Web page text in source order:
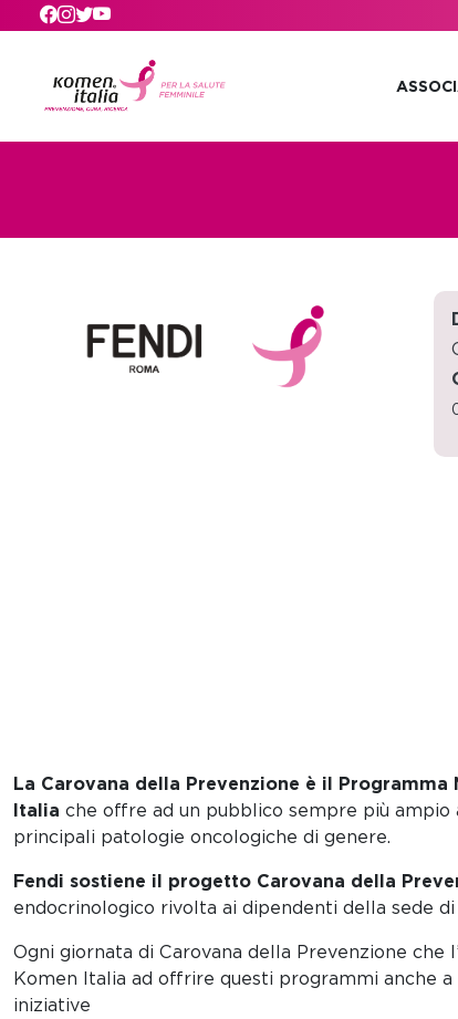
Skip to main content
La Carovana della Prevenzione è il Programma
Italia che offre ad un pubblico sempre più
principali patologie oncologiche di genere.
Fendi sostiene il progetto Carovana della
endocrinologico rivolta ai dipendenti della sede di
Ogni giornata di Carovana della Prevenzione che
Komen Italia ad offrire questi programmi anche
iniziative